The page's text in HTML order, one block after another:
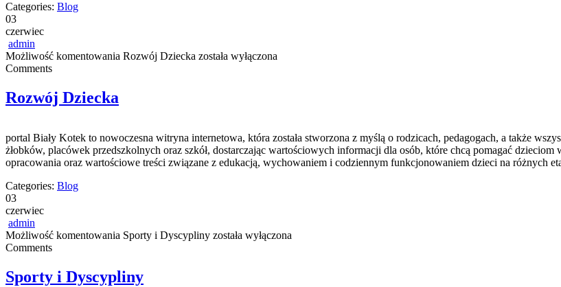
Categories: Blog
03
czerwiec
admin
Możliwość komentowania Rozwój Dziecka została wyłączona
Comments
Rozwój Dziecka
portal Biały Kotek to nowoczesna witryna internetowa, która została stworzona z myślą o rodzicach, pedagogach, a także
żłobków, placówek przedszkolnych oraz szkół, dostarczając wartościowych informacji dla osób, które chcą pomagać
opracowania oraz wartościowe treści związane z edukacją, wychowaniem i codziennym funkcjonowaniem dzieci na różnych
Categories: Blog
03
czerwiec
admin
Możliwość komentowania Sporty i Dyscypliny została wyłączona
Comments
Sporty i Dyscypliny